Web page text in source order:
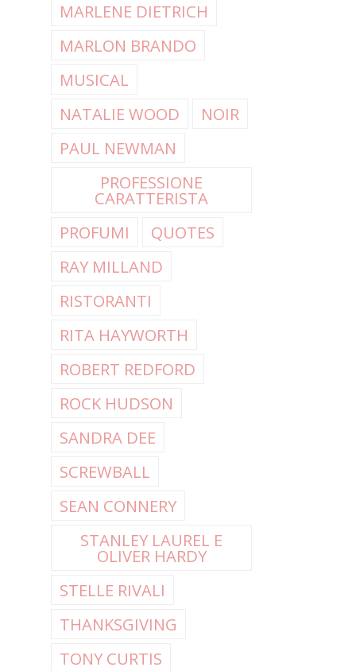
MARLENE DIETRICH
MARLON BRANDO
MUSICAL
NATALIE WOOD
NOIR
PAUL NEWMAN
PROFESSIONE
CARATTERISTA
PROFUMI
QUOTES
RAY MILLAND
RISTORANTI
RITA HAYWORTH
ROBERT REDFORD
ROCK HUDSON
SANDRA DEE
SCREWBALL
SEAN CONNERY
STANLEY LAUREL E
OLIVER HARDY
STELLE RIVALI
THANKSGIVING
TONY CURTIS